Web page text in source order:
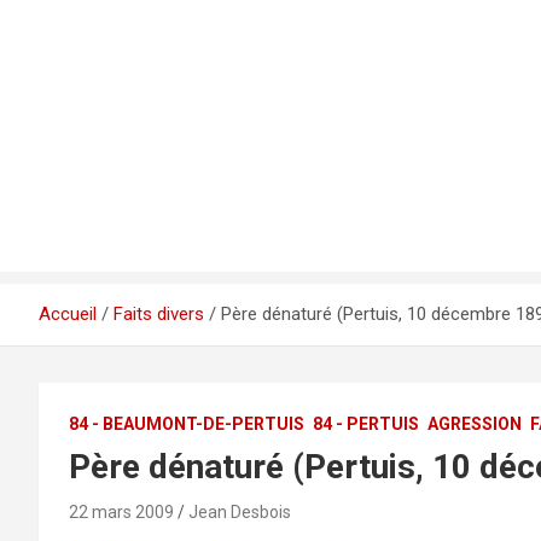
Accueil Faits divers Père dénaturé (Pertuis, 10 décembre
84 - BEAUMONT-DE-PERTUIS 84 - PERTUIS AGRESSION
Père dénaturé (Pertuis, 10
22 mars 2009 Jean Desbois